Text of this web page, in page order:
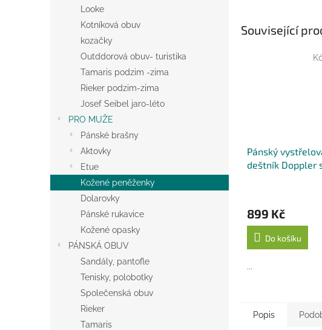
Looke
Kotníková obuv
kozačky
Outddorová obuv- turistika
Tamaris podzim -zima
Rieker podzim-zima
Josef Seibel jaro-léto
PRO MUŽE
Pánské brašny
Aktovky
Etue
Kožené peněženky
Dolarovky
Pánské rukavice
Kožené opasky
PÁNSKÁ OBUV
Sandály, pantofle
Tenisky, polobotky
Společenská obuv
Rieker
Tamaris
Související
Pánský
deštník Doppler
899 Kč
Do košíku
...
Popis